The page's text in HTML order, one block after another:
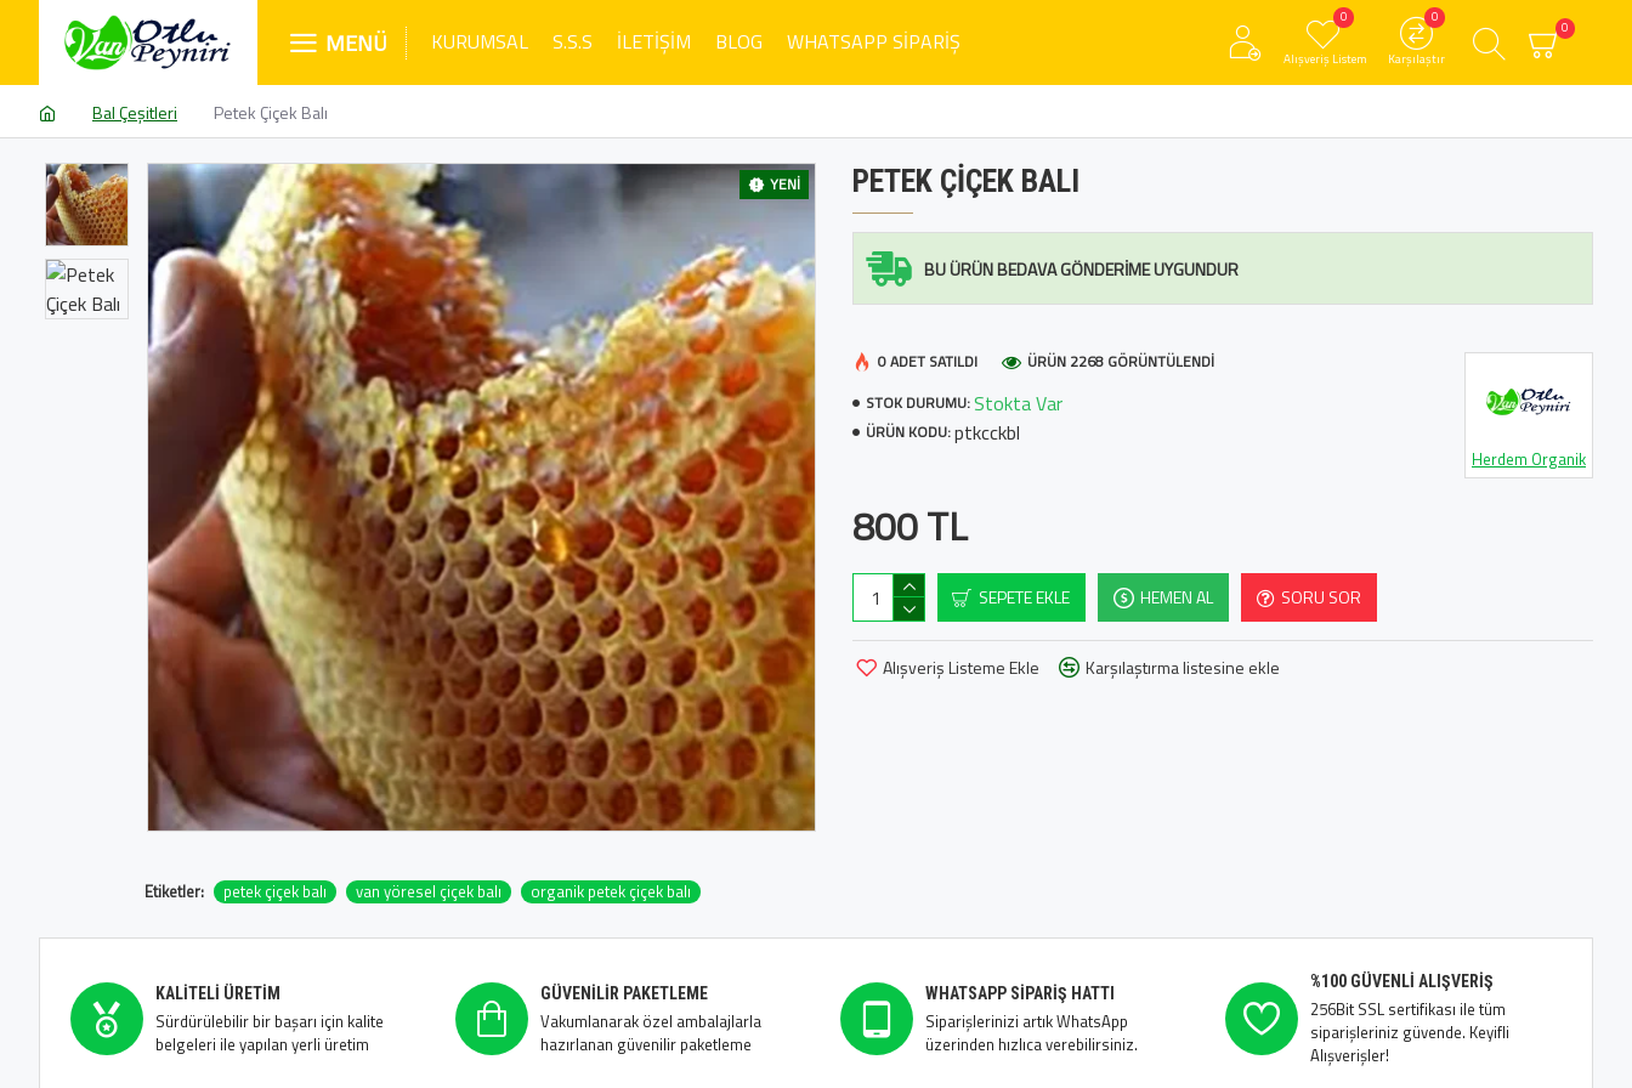
MENÜ KURUMSAL S.S.S İLETIŞIM BLOG WHATSAPP SIPARIŞ
Alışveriş Listem
0
Karşılaştır
0
0
Bal Çeşitleri Petek Çiçek Balı
YENI
Etiketler: petek çiçek balı van yöresel çiçek balı organik petek çiçek balı
PETEK ÇIÇEK BALI
BU ÜRÜN BEDAVA GÖNDERIME UYGUNDUR
STOK DURUMU:Stokta Var
ÜRÜN KODU:ptkcckbl
Herdem Organik
0 ADET SATILDI ÜRÜN 2268 GÖRÜNTÜLENDI
800 TL
SEPETE EKLE HEMEN AL SORU SOR
Alışveriş Listeme Ekle Karşılaştırma listesine ekle
KALITELI ÜRETIM
Sürdürülebilir bir başarı için kalite
belgeleri ile yapılan yerli üretim
GÜVENILIR PAKETLEME
Vakumlanarak özel ambalajlarla
hazırlanan güvenilir paketleme
WHATSAPP SIPARIŞ HATTI
Siparişlerinizi artık WhatsApp
üzerinden hızlıca verebilirsiniz.
%100 GÜVENLI ALIŞVERIŞ
256Bit SSL sertifikası ile tüm
siparişleriniz güvende. Keyifli
Alışverişler!